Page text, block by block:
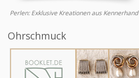
Perlen: Exklusive Kreationen aus Kennerhand
Ohrschmuck